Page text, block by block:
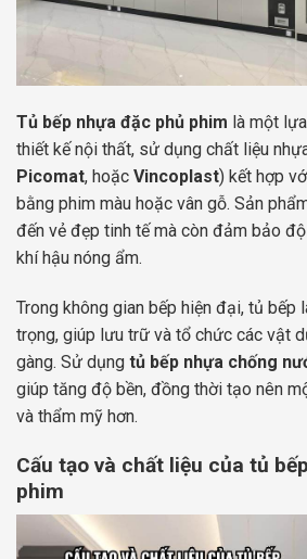
Tủ bếp nhựa đặc phủ phim là một
thiết kế nội thất, sử dụng chất liệu
Picomat, hoặc Vincoplast) kết hợp
bằng phim màu hoặc vân gỗ. Sản
đến vẻ đẹp tinh tế mà còn đảm bảo
khí hậu nóng ẩm.
Trong không gian bếp hiện đại, tủ bếp
trọng, giúp lưu trữ và tổ chức các vật
gàng. Sử dụng tủ bếp nhựa chống
giúp tăng độ bền, đồng thời tạo nên
và thẩm mỹ hơn.
Cấu tạo và chất liệu của tủ
phim